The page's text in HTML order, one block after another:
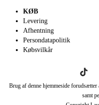
KØB
Levering
Afhentning
Persondatapolitik
Købsvilkår
Brug af denne hjemmeside forudsætter
samt